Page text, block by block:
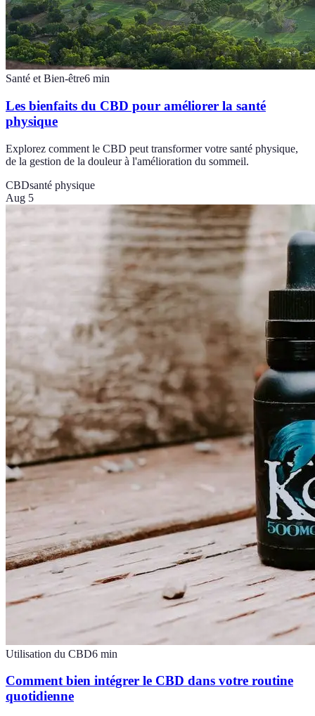
Santé et Bien-être6 min
Les bienfaits du CBD pour améliorer la santé
physique
Explorez comment le CBD peut transformer votre santé physique,
de la gestion de la douleur à l'amélioration du sommeil.
CBDsanté physique
Aug 5
Utilisation du CBD6 min
Comment bien intégrer le CBD dans votre routine
quotidienne